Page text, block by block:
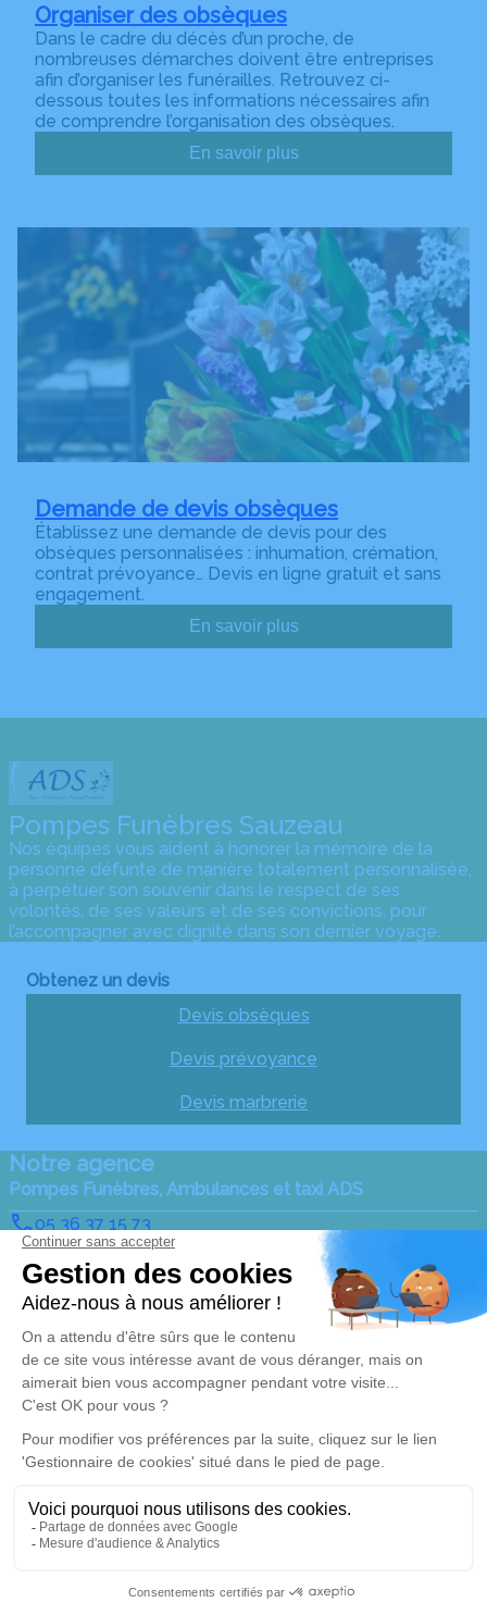
Organiser des obsèques
Dans le cadre du décès d’un proche, de
nombreuses démarches doivent être entreprises
afin d’organiser les funérailles. Retrouvez ci-
dessous toutes les informations nécessaires afin
de comprendre l’organisation des obsèques.
En savoir plus
Demande de devis obsèques
Établissez une demande de devis pour des
obsèques personnalisées : inhumation, crémation,
contrat prévoyance… Devis en ligne gratuit et sans
engagement.
En savoir plus
Pompes Funèbres Sauzeau
Nos équipes vous aident à honorer la mémoire de la
personne défunte de manière totalement personnalisée,
à perpétuer son souvenir dans le respect de ses
volontés, de ses valeurs et de ses convictions, pour
l’accompagner avec dignité dans son dernier voyage.
Obtenez un devis
Devis obsèques
Devis prévoyance
Devis marbrerie
Notre agence
Pompes Funèbres, Ambulances et taxi ADS
05 36 37 15 73
ambulances-sauzeau@orange.fr
89, Avenue du Général de Gaulle – 79140 – Cerizay
4.9/5 – 94 avis
Nos Services
Organiser des obsèques
Monuments funéraires
Services aux familles
Liens utiles
Avis de décès
Demande de rendez-vous
Nos réseaux sociaux
Politique de traitement des données personnelles
Politique d’utilisation des cookies